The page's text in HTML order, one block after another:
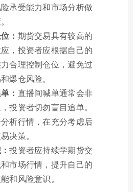
承受能力和市场分析做
： 期货交易具有较高的
，投资者应根据自己的
合理控制仓位，避免过
爆仓风险。
： 直播间喊单通常会非
投资者切勿盲目追单。
析行情，在充分考虑后
决策。
投资者应持续学期货交
市场行情，提升自己的
和风险意识。